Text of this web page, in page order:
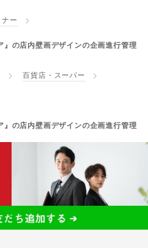
ー
の店内壁画デザインの企画進行管理
百貨店・スーパー
の店内壁画デザインの企画進行管理